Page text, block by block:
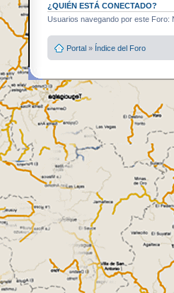
¿QUIÉN ESTÁ CONECTADO?
Usuarios navegando por este Foro:
Portal » Índice del Foro